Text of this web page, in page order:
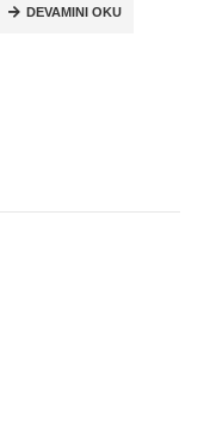
DEVAMINI OKU